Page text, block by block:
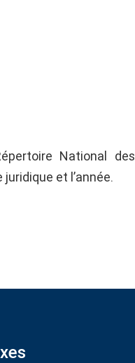
National des
et l’année.